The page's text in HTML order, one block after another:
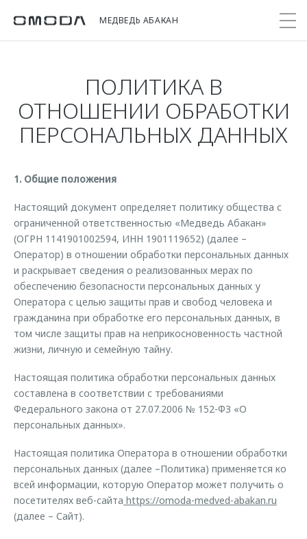
МЕДВЕДЬ АБАКАН
Модели
C5
от 2 739 000 ₽*
Покупателям
Выбор и покупка
Записаться на тест-драйв
Прайс-листы
OMODA Лизинг
Кредит и страхование
Кредитные программы
Страхование
Кредитный калькулятор
Одежда и сувениры
Оригинальные аксессуары
Запчасти
Трейд-ин
Калькулятор трейд-ин
Владельцам
Сервис
Кузовной ремонт
Поддержка
Помощь на дороге
Гарантия
Дополнительная техническая поддержка
Руководства по эксплуатации
Клиентская поддержка
Клуб владельцев OMODA
Приложение O&J
Одежда и сувениры
Оригинальные аксессуары
Мир OMODA
О бренде
Онлайн-сервисы
Приложение O&J
Клуб владельцев OMODA
Бренд JAECOO
Правовая информация
Обратная связь
ПОЛИТИКА В
ОТНОШЕНИИ ОБРАБОТКИ
ПЕРСОНАЛЬНЫХ ДАННЫХ
1. Общие положения
Настоящий документ определяет политику общества с
ограниченной ответственностью «Медведь Абакан»
(ОГРН 1141901002594, ИНН 1901119652) (далее –
Оператор) в отношении обработки персональных данных
и раскрывает сведения о реализованных мерах по
обеспечению безопасности персональных данных у
Оператора с целью защиты прав и свобод человека и
гражданина при обработке его персональных данных, в
том числе защиты прав на неприкосновенность частной
жизни, личную и семейную тайну.
Настоящая политика обработки персональных данных
составлена в соответствии с требованиями
Федерального закона от 27.07.2006 № 152-ФЗ «О
персональных данных».
Настоящая политика Оператора в отношении обработки
персональных данных (далее –Политика) применяется ко
всей информации, которую Оператор может получить о
посетителях веб-сайта https://omoda-medved-abakan.ru
(далее – Сайт).